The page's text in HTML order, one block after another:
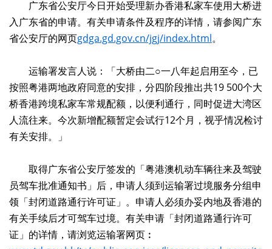
广东省公安厅今日开始受理新办香港私家车使用大桥进
入广东省的申请。有关申请条件及程序的详情，请参阅广东
省公安厅的网页gdga.gd.gov.cn/jgj/index.html。
运输署发言人说：「大桥由二○一八年起启用至今，已
按照粤港两地政府同意的安排，分四阶段推出共19 500个大
桥香港跨境私家车常规配额，以便利通行，同时促进大湾区
人流往来。今次新增配额暂定会试行12个月，视乎情况检讨
有关安排。」
取得广东省公安厅签发的「粤港澳机动车辆往来及驾驶
员驾车批准通知书」后，申请人须到运输署过境服务分组申
领「封闭道路通行许可证」。申请人必须办妥内地及香港的
有关手续后才可驾车过境。有关申请「封闭道路通行许可
证」的详情，请浏览运输署网页︰